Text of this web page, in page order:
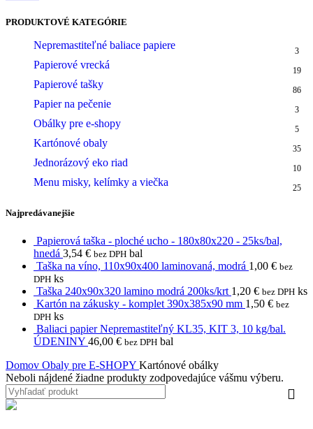
PRODUKTOVÉ KATEGÓRIE
Nepremastiteľné baliace papiere 3
Papierové vrecká 19
Papierové tašky 86
Papier na pečenie 3
Obálky pre e-shopy 5
Kartónové obaly 35
Jednorázový eko riad 10
Menu misky, kelímky a viečka 25
Najpredávanejšie
Papierová taška - ploché ucho - 180x80x220 - 25ks/bal,
hnedá 3,54 € bez DPH bal
Taška na víno, 110x90x400 laminovaná, modrá 1,00 € bez
DPH ks
Taška 240x90x320 lamino modrá 200ks/krt 1,20 € bez DPH ks
Kartón na zákusky - komplet 390x385x90 mm 1,50 € bez
DPH ks
Baliaci papier Nepremastiteľný KL35, KIT 3, 10 kg/bal.
ÚDENINY 46,00 € bez DPH bal
Domov Obaly pre E-SHOPY Kartónové obálky
Neboli nájdené žiadne produkty zodpovedajúce vášmu výberu.